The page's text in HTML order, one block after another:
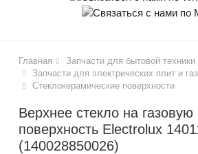
Главная
Запчасти для бытовой техники
Запчасти для электрических плит и
Стеклокерамические поверхности
Верхнее стекло на
поверхность Electrolux
(140028850026)